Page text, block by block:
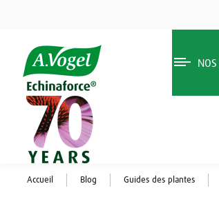
Accueil Blog Guides des plantes